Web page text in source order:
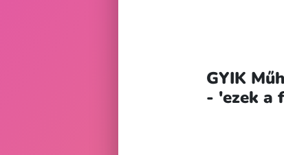
GYIK
- 'ezek a